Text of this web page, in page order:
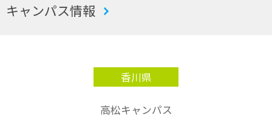
キャンパス情報
香川県
高松キャンパス